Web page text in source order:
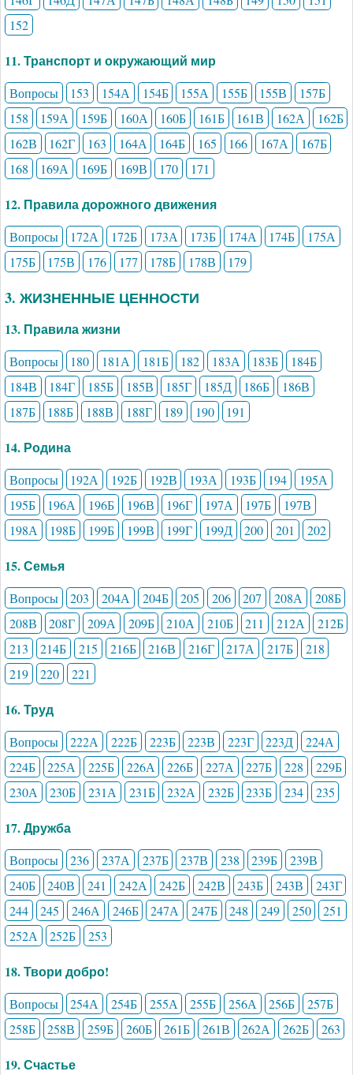
152
11. Транспорт и окружающий мир
Вопросы 153 154А 154Б 155А 155Б 155В
157Б
158
159А 159Б 160А 160Б 161Б 161В 162А
162Б
162В
162Г 163 164А 164Б 165 166 167А
167Б
168
169А 169Б 169В 170 171
12. Правила дорожного движения
Вопросы 172А 172Б 173А 173Б 174А 174Б
175А
175Б
175В 176 177 178Б 178В 179
3. ЖИЗНЕННЫЕ ЦЕННОСТИ
13. Правила жизни
Вопросы 180 181А 181Б 182 183А 183Б
184Б
184В
184Г 185Б 185В 185Г 185Д 186Б
186В
187Б
188Б 188В 188Г 189 190 191
14. Родина
Вопросы 192А 192Б 192В 193А 193Б 194
195А
195Б
196А 196Б 196В 196Г 197А 197Б
197В
198А
198Б 199Б 199В 199Г 199Д 200 201 202
15. Семья
Вопросы 203 204А 204Б 205 206 207 208А
208Б
208В
208Г 209А 209Б 210А 210Б 211 212А
212Б
213
214Б 215 216Б 216В 216Г 217А 217Б
218
219
220 221
16. Труд
Вопросы 222А 222Б 223Б 223В 223Г 223Д
224А
224Б
225А 225Б 226А 226Б 227А 227Б 228
229Б
230А
230Б 231А 231Б 232А 232Б 233Б 234 235
17. Дружба
Вопросы 236 237А 237Б 237В 238 239Б
239В
240Б
240В 241 242А 242Б 242В 243Б 243В
243Г
244
245 246А 246Б 247А 247Б 248 249 250
251
252А
252Б 253
18. Твори добро!
Вопросы 254А 254Б 255А 255Б 256А 256Б
257Б
258Б
258В 259Б 260Б 261Б 261В 262А 262Б 263
19. Счастье